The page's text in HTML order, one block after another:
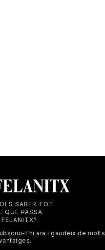
SABER TOT
QUE PASSA
FELANITX?
t'hi ara i gaudeix de molts